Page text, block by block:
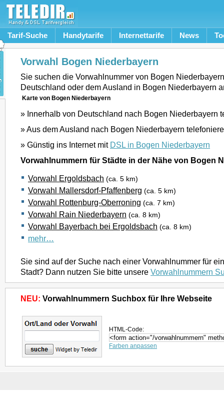
Tarif-Suche Handytarife Internettarife News
Vorwahl Bogen Niederbayern
Sie suchen die Vorwahlnummer von Bogen
Deutschland oder dem Ausland in Bogen Niederbayern
Karte von Bogen Niederbayern
» Innerhalb von Deutschland nach Bogen Niederbayern
» Aus dem Ausland nach Bogen Niederbayern
» Günstig ins Internet mit DSL in Bogen Niederbayern
Vorwahlnummern für Städte in der Nähe von Bogen
Vorwahl Ergoldsbach (ca. 5 km)
Vorwahl Mallersdorf-Pfaffenberg (ca. 5 km)
Vorwahl Rottenburg-Oberroning (ca. 7 km)
Vorwahl Rain Niederbayern (ca. 8 km)
Vorwahl Bayerbach bei Ergoldsbach (ca. 8 km)
mehr…
Sie sind auf der Suche nach einer Vorwahlnummer für
Stadt? Dann nutzen Sie bitte unsere Vorwahlnummern
NEU: Vorwahlnummern Suchbox für Ihre Webseite
HTML-Code:
Farben anpassen